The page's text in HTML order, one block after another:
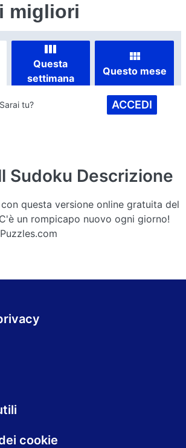
migliori
Questa
settimana
Questo mese
Sarai tu? ACCEDI
Sudoku Descrizione
questa versione online gratuita del
un rompicapo nuovo ogni giorno!
cookie